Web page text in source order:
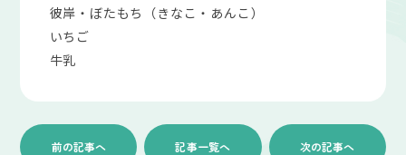
彼岸・ぼたもち（きなこ・あんこ）
いちご
牛乳
前の記事へ 記事一覧へ 次の記事へ